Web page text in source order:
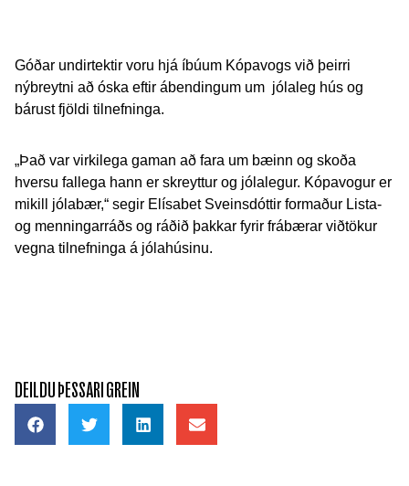
Góðar undirtektir voru hjá íbúum Kópavogs við þeirri
nýbreytni að óska eftir ábendingum um jólaleg hús og
bárust fjöldi tilnefninga.
„Það var virkilega gaman að fara um bæinn og skoða
hversu fallega hann er skreyttur og jólalegur. Kópavogur er
mikill jólabær,“ segir Elísabet Sveinsdóttir formaður Lista-
og menningarráðs og ráðið þakkar fyrir frábærar viðtökur
vegna tilnefninga á jólahúsinu.
DEILDU ÞESSARI GREIN